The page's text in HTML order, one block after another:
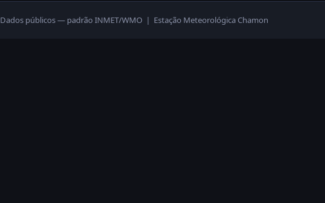
Dados públicos — padrão INMET/WMO | Estação Meteorológica Chamon